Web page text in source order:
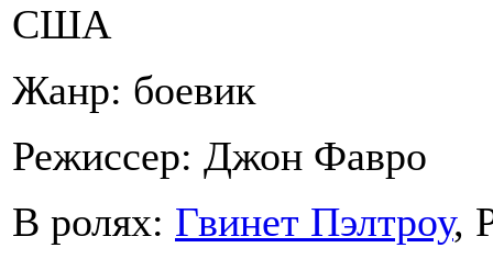
США
Жанр: боевик
Режиссер: Джон Фавро
В ролях: Гвинет Пэлтроу,